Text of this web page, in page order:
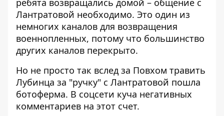
ребята возвращались домой – общение с
Лантратовой необходимо. Это один из
немногих каналов для возвращения
военнопленных, потому что большинство
других каналов перекрыто.
Но не просто так вслед за Повхом травить
Лубинца за "ручку" с Лантратовой пошла
ботоферма. В соцсети куча негативных
комментариев на этот счет.